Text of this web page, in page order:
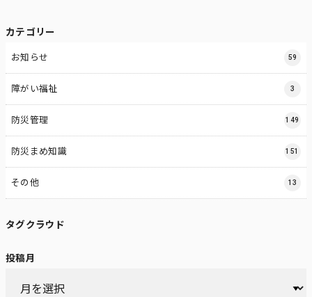
カテゴリー
お知らせ 59
障がい福祉 3
防災管理 149
防災まめ知識 151
その他 13
タグクラウド
投稿月